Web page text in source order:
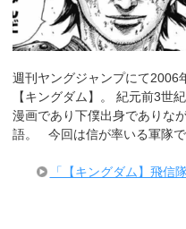
週刊ヤングジャンプにて2006
【キングダム】。 紀元前3世
漫画であり下僕出身でありな
語。 今回は信が率いる軍隊で
「【キングダム】飛信